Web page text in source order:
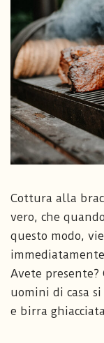
Cottura alla
vero, che
questo modo,
Avete
uomini di casa
e birra